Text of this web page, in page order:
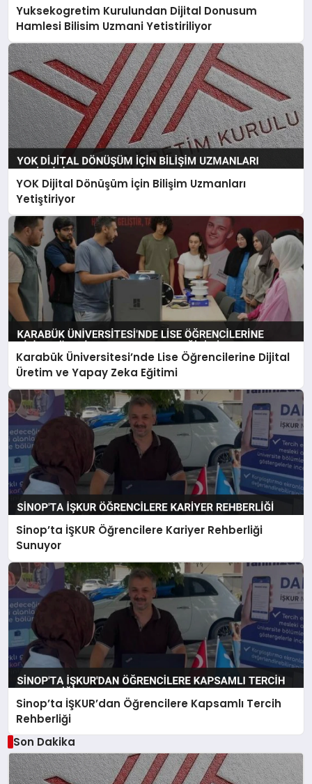
Yuksekogretim Kurulundan Dijital Donusum
Hamlesi Bilisim Uzmani Yetistiriliyor
YOK Dijital Dönüşüm İçin Bilişim Uzmanları
Yetiştiriyor
Karabük Üniversitesi’nde Lise Öğrencilerine Dijital
Üretim ve Yapay Zeka Eğitimi
Sinop’ta İŞKUR Öğrencilere Kariyer Rehberliği
Sunuyor
Sinop’ta İŞKUR’dan Öğrencilere Kapsamlı Tercih
Rehberliği
Son Dakika